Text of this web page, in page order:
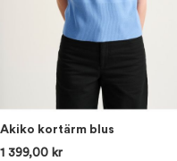
Akiko kortärm blus
1 399,00 kr